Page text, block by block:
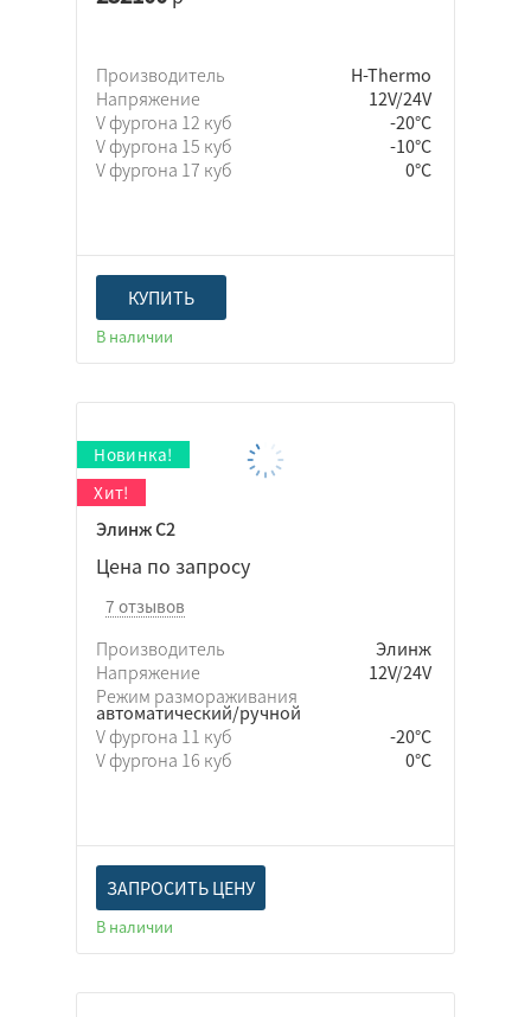
Производитель
H-Thermo
Напряжение
12V/24V
V фургона 12 куб
-20°C
V фургона 15 куб
-10°C
V фургона 17 куб
0°C
КУПИТЬ
В наличии
Элинж С2
Цена по запросу
7 отзывов
Производитель
Элинж
Напряжение
12V/24V
Режим размораживания
автоматический/ручной
V фургона 11 куб
-20°C
V фургона 16 куб
0°C
ЗАПРОСИТЬ ЦЕНУ
В наличии